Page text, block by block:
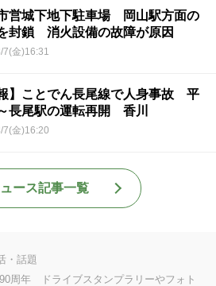
営城下地下駐車場 岡山駅方面の
封鎖 消火設備の故障が原因
7(金)16:31
報】ことでん長尾線で人身事故 平
長尾駅の運転再開 香川
7(金)16:20
ース記事一覧
・話題
周年 ドライブスタンプラリーやフォト